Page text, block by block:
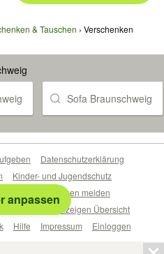
& Tauschen Verschenken
Sofa Braunschweig
anpassen
Datenschutzerklärung
Kinder- und Jugendschutz
Sicherheitslücken melden
Suchen
Anzeigen Übersicht
Hilfe Impressum Einloggen